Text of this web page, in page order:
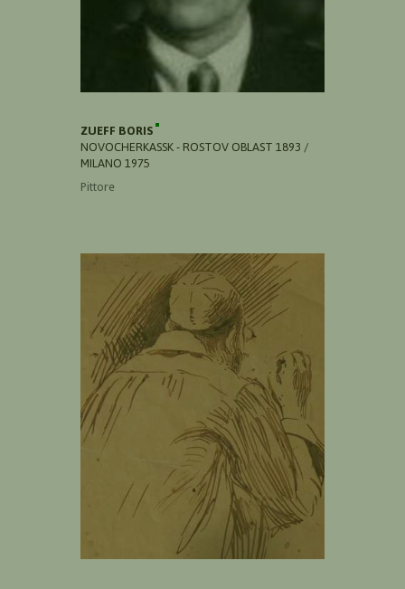
ZUEFF BORIS
NOVOCHERKASSK - ROSTOV OBLAST 1893 /
MILANO 1975
Pittore